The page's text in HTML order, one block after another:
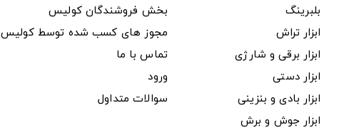
بلبرینگ
ابزار تراش
ابزار برقی و شارژی
ابزار دستی
ابزار بادی و بنزینی
ابزار جوش و برش
بخش فروشندگان کولیس
مجوز های کسب شده توسط کولیس
تماس با ما
ورود
سوالات متداول